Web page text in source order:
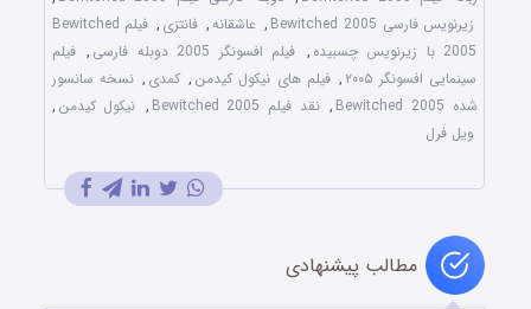
زیرنویس فارسی Bewitched 2005
, عاشقانه, فانتزی ,
فیلم Bewitched
2005 با زیرنویس چسبیده
, فیلم افسونگر 2005 دوبله فارسی , فیلم
سینمایی افسونگر ۲۰۰۵
, فیلم های نیکول کیدمن , کمدی , نسخه سانسور
شده Bewitched 2005
, نقد فیلم Bewitched 2005 , نیکول کیدمن ,
ویل فرل
مطالب پیشنهادی